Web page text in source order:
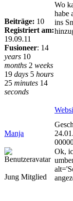
Beiträge: 10
Registriert am:
19.09.11
Fusioneer: 14
years 10
months 2 weeks
19 days 5 hours
25 minutes 14
seconds
Wo
habe
ins
Manja
Jung Mitglied
Ok,